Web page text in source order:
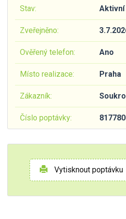
Stav: Aktivní
Zveřejněno:
Ověřený telefon: Ano
Místo realizace: Praha
Zákazník:
Číslo poptávky:
Vytisknout poptávku